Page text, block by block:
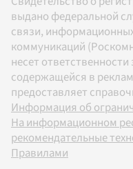
выдано федеральной
связи,
коммуникаций
несет
содержащейся в
предоставляет
Информация об
На информационном
рекомендательные
Правилами